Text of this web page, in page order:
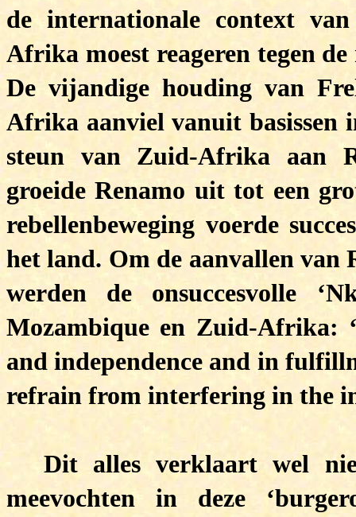
de internationale context
Afrika moest reageren tegen
De vijandige houding van
Afrika aanviel vanuit basissen
steun van Zuid-Afrika aan
groeide Renamo uit tot een
rebellenbeweging voerde
het land. Om de aanvallen
werden de onsuccesvolle
Mozambique en Zuid-Afrika:
and independence and in
refrain from interfering in the
Dit alles verklaart wel
meevochten in deze